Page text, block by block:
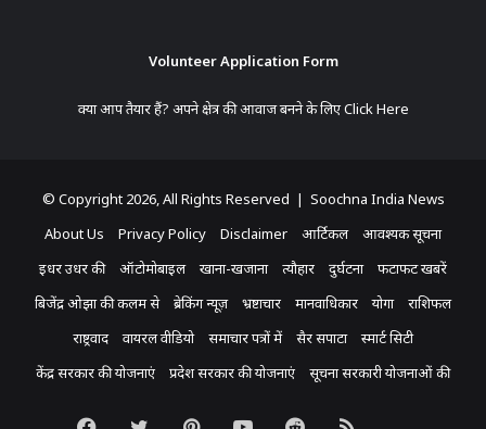
Volunteer Application Form
क्या आप तैयार हैं? अपने क्षेत्र की आवाज बनने के लिएClick Here
© Copyright 2026, All Rights Reserved | Soochna India News
About Us
Privacy Policy Disclaimer आर्टिकल
आवश्यक सूचना
इधर उधर की
ऑटोमोबाइल खाना-खजाना त्यौहार दुर्घटना
फटाफट खबरें
बिजेंद्र ओझा की कलम से
ब्रेकिंग न्यूज़ भ्रष्टाचार मानवाधिकार योगा
राशिफल
राष्ट्रवाद
वायरल वीडियो समाचार पत्रों में सैर सपाटा
स्मार्ट सिटी
केंद्र सरकार की योजनाएं
प्रदेश सरकार की योजनाएं सूचना सरकारी योजनाओं की